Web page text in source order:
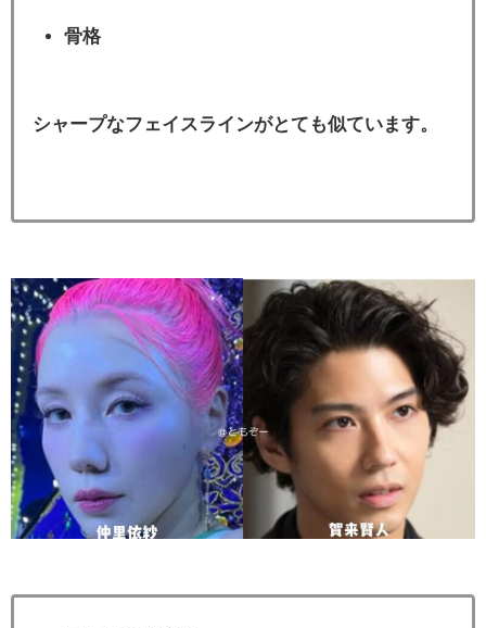
骨格
シャープなフェイスラインがとても似ています。